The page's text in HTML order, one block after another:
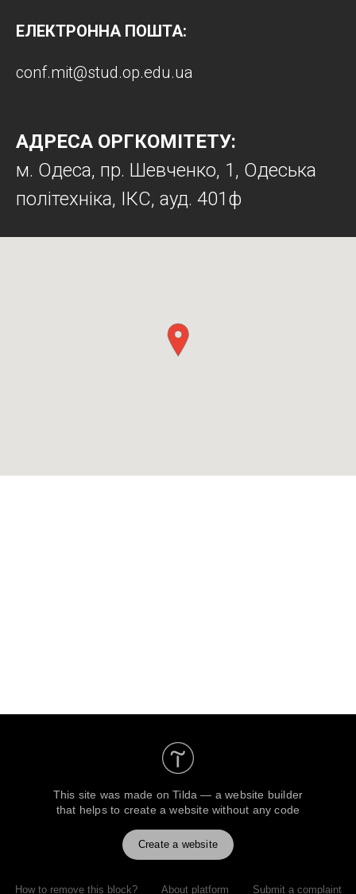
ЕЛЕКТРОННА ПОШТА:
conf.mit@stud.op.edu.ua
АДРЕСА ОРГКОМІТЕТУ:
м. Одеса, пр. Шевченко, 1, Одеська
політехніка, ІКС, ауд. 401ф
This site was made onTilda — a website builder
that helps to create a website without any code
Create a website
How to remove this block? About platform Submit a complaint